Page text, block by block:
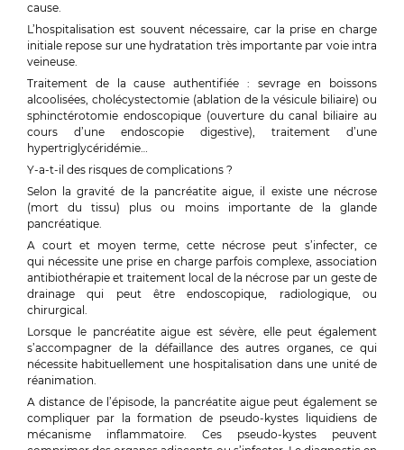
cause.
L’hospitalisation est souvent nécessaire, car la prise en charge
initiale repose sur une hydratation très importante par voie intra
veineuse.
Traitement de la cause authentifiée : sevrage en boissons
alcoolisées, cholécystectomie (ablation de la vésicule biliaire) ou
sphinctérotomie endoscopique (ouverture du canal biliaire au
cours d’une endoscopie digestive), traitement d’une
hypertriglycéridémie…
Y-a-t-il des risques de complications ?
Selon la gravité de la pancréatite aigue, il existe une nécrose
(mort du tissu) plus ou moins importante de la glande
pancréatique.
A court et moyen terme, cette nécrose peut s’infecter, ce
qui nécessite une prise en charge parfois complexe, association
antibiothérapie et traitement local de la nécrose par un geste de
drainage qui peut être endoscopique, radiologique, ou
chirurgical.
Lorsque le pancréatite aigue est sévère, elle peut également
s’accompagner de la défaillance des autres organes, ce qui
nécessite habituellement une hospitalisation dans une unité de
réanimation.
A distance de l’épisode, la pancréatite aigue peut également se
compliquer par la formation de pseudo-kystes liquidiens de
mécanisme inflammatoire. Ces pseudo-kystes peuvent